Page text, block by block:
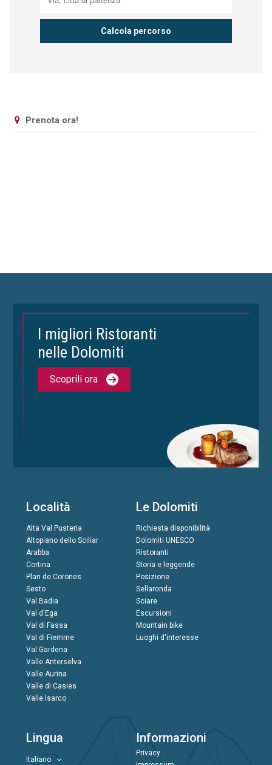
Prenota ora!
I migliori Ristoranti
nelle Dolomiti
Scoprili ora
Località
Alta Val Pusteria
Altopiano dello Sciliar
Arabba
Cortina
Plan de Corones
Sesto
Val Badia
Val d'Ega
Val di Fassa
Val di Fiemme
Val Gardena
Valle Anterselva
Valle Aurina
Valle di Casies
Valle Isarco
Le Dolomiti
Richiesta disponibilità
Dolomiti UNESCO
Ristoranti
Storia e leggende
Posizione
Sellaronda
Sciare
Escursioni
Mountain bike
Luoghi d'interesse
Lingua
Italiano
Informazioni
Privacy